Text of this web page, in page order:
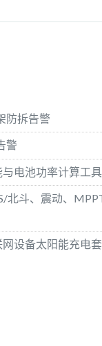
防拆告警
警
电池功率计算工具
北斗、震动、
设备太阳能充电